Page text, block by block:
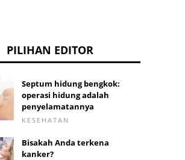
PILIHAN EDITOR
Septum hidung bengkok:
operasi hidung adalah
penyelamatannya
KESEHATAN
Bisakah Anda terkena
kanker?